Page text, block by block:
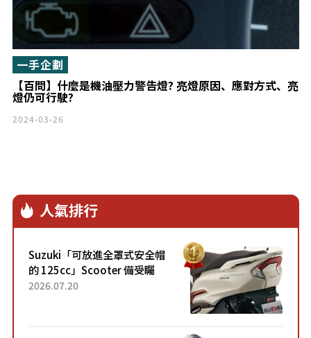
【百問】什麼是機油壓力警告燈? 亮燈原因、應對方式、亮
燈仍可行駛?
一手企劃
2024-03-26
人氣排行
Suzuki「可放進全罩式安全帽
的 125cc」Scooter 備受矚
目！採用全新流線設計與各項
2026.07.20